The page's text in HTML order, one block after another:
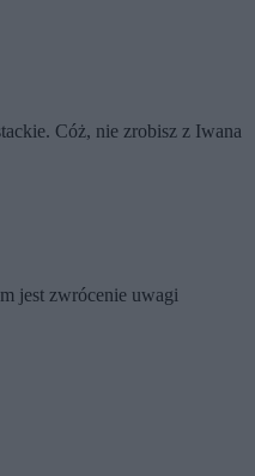
Cóż, nie zrobisz z Iwana
jest zwrócenie uwagi